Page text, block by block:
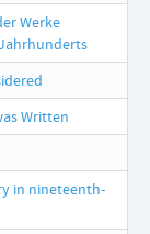
Werke
Written
in nineteenth-